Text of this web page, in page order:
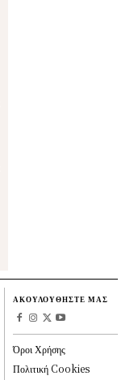
ΑΚΟΥΛΟΥΘΗΣΤΕ ΜΑΣ
Όροι Χρήσης
Πολιτική Cookies